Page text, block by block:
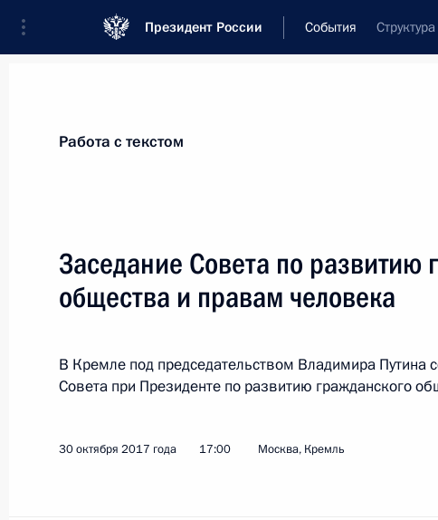
Президент России События Структура
Новости
Послания Федеральному Собранию
Заявления по важнейшим вопросам
Речи и обращения
Работа с текстом
Заседание Совета по развитию
общества и правам человека
В Кремле под председательством Владимира Путина
Совета при Президенте по развитию гражданского
30 октября 2017 года 17:00 Москва, Кремль